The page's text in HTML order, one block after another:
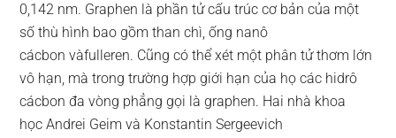
0,142 nm. Graphen là phần tử cấu trúc cơ bản của một
số thù hình bao gồm than chì, ống nanô
cácbon vàfulleren. Cũng có thể xét một phân tử thơm lớn
vô hạn, mà trong trường hợp giới hạn của họ các hidrô
cácbon đa vòng phẳng gọi là graphen. Hai nhà khoa
học Andrei Geim và Konstantin Sergeevich